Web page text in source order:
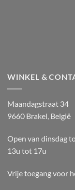
WINKEL &
Maandagstraat 34
9660 Brakel, België
Open van dinsdag
13u tot 17u
Vrije toegang voor